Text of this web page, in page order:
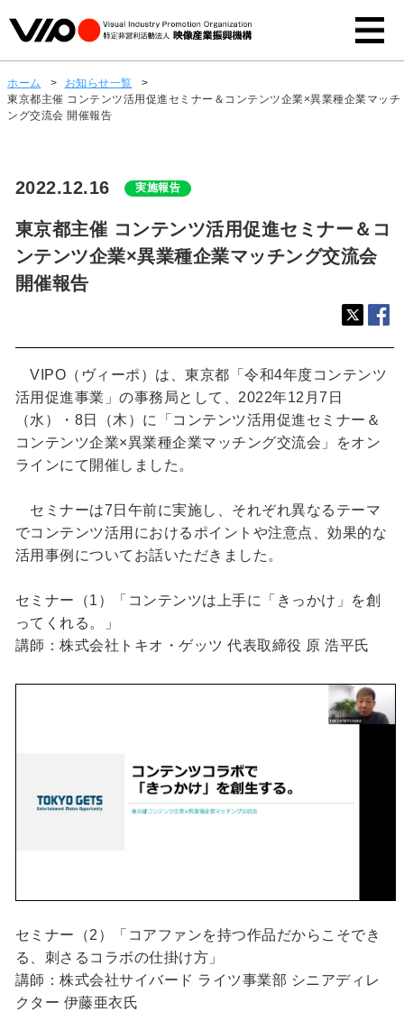
ホーム > お知らせ一覧
>
東京都主催 コンテンツ活用促進セミナー＆コンテンツ企業×異業種企業マッチ
ング交流会 開催報告
2022.12.16 実施報告
東京都主催 コンテンツ活用促進セミナー＆コ
ンテンツ企業×異業種企業マッチング交流会
開催報告
VIPO（ヴィーポ）は、東京都「令和4年度コンテンツ
活用促進事業」の事務局として、2022年12月7日
（水）・8日（木）に「コンテンツ活用促進セミナー＆
コンテンツ企業×異業種企業マッチング交流会」をオン
ラインにて開催しました。
セミナーは7日午前に実施し、それぞれ異なるテーマ
でコンテンツ活用におけるポイントや注意点、効果的な
活用事例についてお話いただきました。
セミナー（1）「コンテンツは上手に「きっかけ」を創
ってくれる。」
講師：株式会社トキオ・ゲッツ 代表取締役 原 浩平氏
セミナー（2）「コアファンを持つ作品だからこそでき
る、刺さるコラボの仕掛け方」
講師：株式会社サイバード ライツ事業部 シニアディレ
クター 伊藤亜衣氏